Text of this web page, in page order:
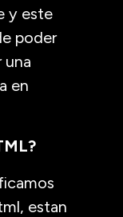
y este
poder
una
en
estan